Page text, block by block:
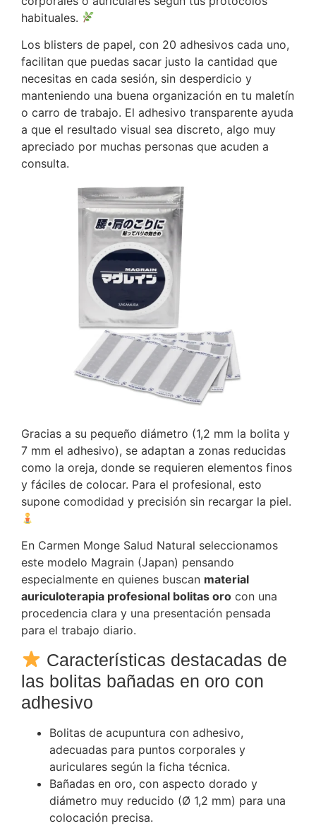
habituales.
Los blisters de papel, con 20 adhesivos cada uno,
facilitan que puedas sacar justo la cantidad que
necesitas en cada sesión, sin desperdicio y
manteniendo una buena organización en tu maletín
o carro de trabajo. El adhesivo transparente ayuda
a que el resultado visual sea discreto, algo muy
apreciado por muchas personas que acuden a
consulta.
Gracias a su pequeño diámetro (1,2 mm la bolita y
7 mm el adhesivo), se adaptan a zonas reducidas
como la oreja, donde se requieren elementos finos
y fáciles de colocar. Para el profesional, esto
supone comodidad y precisión sin recargar la piel.
En Carmen Monge Salud Natural seleccionamos
este modelo Magrain (Japan) pensando
especialmente en quienes buscan material
auriculoterapia profesional bolitas oro con una
procedencia clara y una presentación pensada
para el trabajo diario.
Características destacadas de
las bolitas bañadas en oro con
adhesivo
Bolitas de acupuntura con adhesivo,
adecuadas para puntos corporales y
auriculares según la ficha técnica.
Bañadas en oro, con aspecto dorado y
diámetro muy reducido (Ø 1,2 mm) para una
colocación precisa.